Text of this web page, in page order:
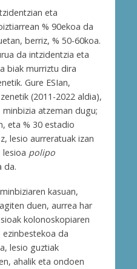
eta
% 90ekoa da
berriz, % 50-60koa.
da intzidentzia eta
biak murriztu dira
Gure ESIan,
(2011-2022 aldia),
atzeman dugu;
eta % 30 estadio
lesio aurreratuak izan
lesioa polipo
da.
kasuan,
duen, aurrea har
kolonoskopiaren
da
lesio guztiak
ahalik eta ondoen